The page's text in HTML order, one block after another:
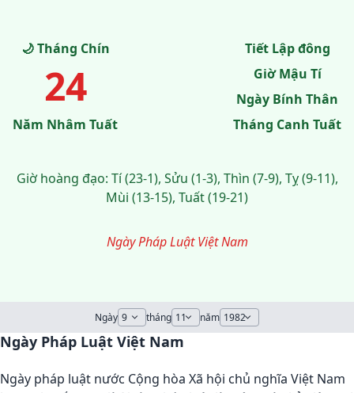
🌙 Tháng Chín
24
Năm Nhâm Tuất
Tiết Lập đông
Giờ Mậu Tí
Ngày Bính Thân
Tháng Canh Tuất
Giờ hoàng đạo: Tí (23-1), Sửu (1-3), Thìn (7-9), Tỵ (9-11),
Mùi (13-15), Tuất (19-21)
Ngày Pháp Luật Việt Nam
Ngày tháng năm
Ngày Pháp Luật Việt Nam
Ngày pháp luật nước Cộng hòa Xã hội chủ nghĩa Việt Nam